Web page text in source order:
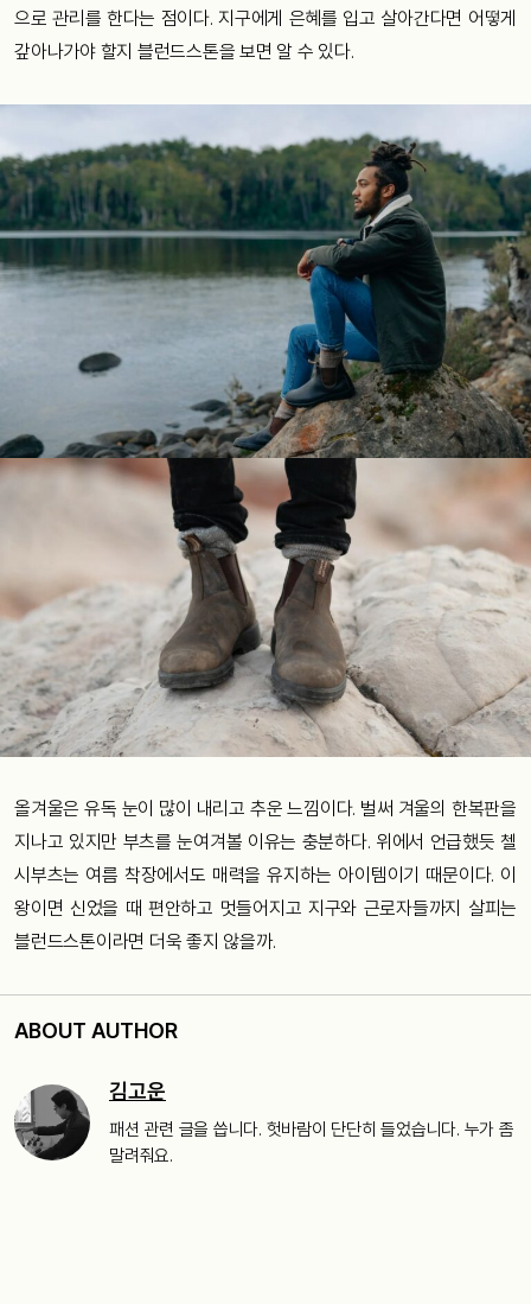
으로 관리를 한다는 점이다. 지구에게 은혜를 입고 살아간다면 어떻게
갚아나가야 할지 블런드스톤을 보면 알 수 있다.
올겨울은 유독 눈이 많이 내리고 추운 느낌이다. 벌써 겨울의 한복판을
지나고 있지만 부츠를 눈여겨볼 이유는 충분하다. 위에서 언급했듯 첼
시부츠는 여름 착장에서도 매력을 유지하는 아이템이기 때문이다. 이
왕이면 신었을 때 편안하고 멋들어지고 지구와 근로자들까지 살피는
블런드스톤이라면 더욱 좋지 않을까.
ABOUT AUTHOR
김고운
패션 관련 글을 씁니다. 헛바람이 단단히 들었습니다. 누가 좀
말려줘요.